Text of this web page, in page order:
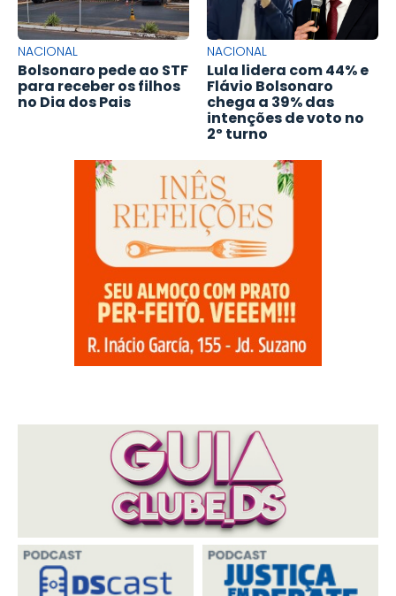
NACIONAL
Bolsonaro pede ao STF
para receber os filhos
no Dia dos Pais
NACIONAL
Lula lidera com 44% e
Flávio Bolsonaro
chega a 39% das
intenções de voto no
2º turno